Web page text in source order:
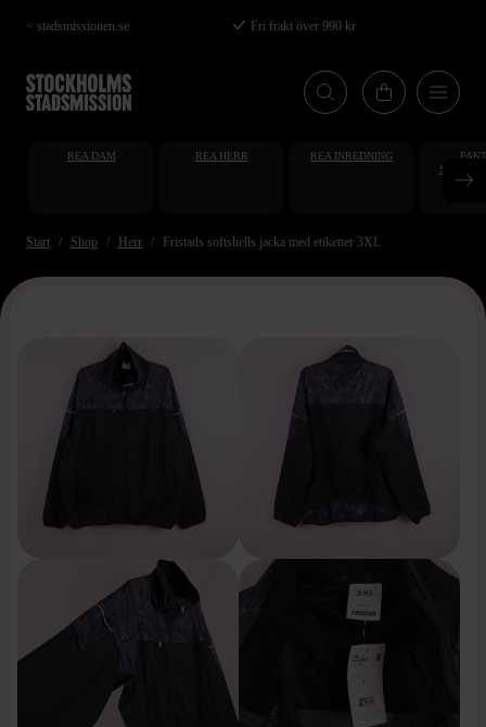
Hoppa
till
huvudinnehåll
< stadsmissionen.se Fri frakt över 990 kr
REA DAM REA HERR REA INREDNING
Start Shop Herr Fristads softshells jacka med etiketter 3XL